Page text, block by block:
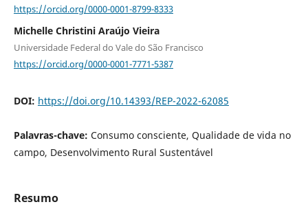
https://orcid.org/0000-0001-8799-8333
Michelle Christini Araújo Vieira
Universidade Federal do Vale do São Francisco
https://orcid.org/0000-0001-7771-5387
DOI: https://doi.org/10.14393/REP-2022-62085
Palavras-chave: Consumo consciente, Qualidade de vida no
campo, Desenvolvimento Rural Sustentável
Resumo